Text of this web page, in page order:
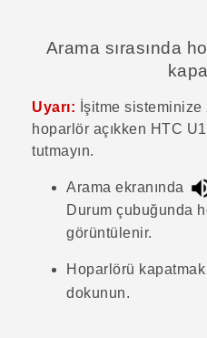
Arama sırasında
Uyarı: İşitme
hoparlör açıkken HTC
tutmayın.
Arama ekranında
Durum çubuğunda
görüntülenir.
Hoparlörü
dokunun.